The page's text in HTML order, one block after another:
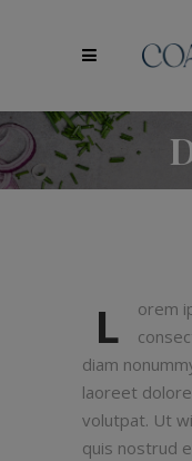
L
orem
diam
laoreet
volutpat. Ut
quis nostrud